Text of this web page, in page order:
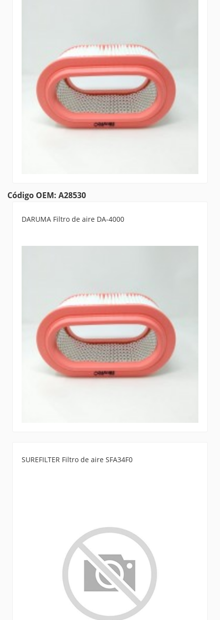
Código OEM: A28530
DARUMA Filtro de aire DA-4000
SUREFILTER Filtro de aire SFA34F0